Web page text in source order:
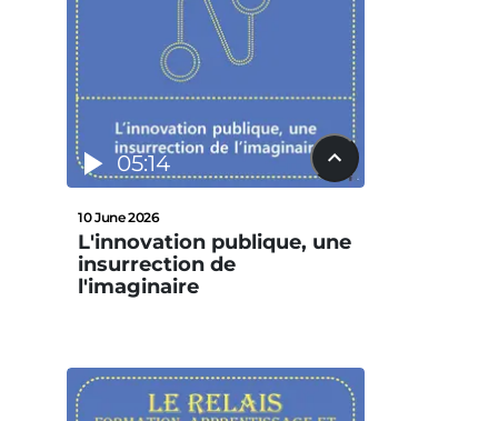
05:14
10 June 2026
L'innovation publique, une
insurrection de
l'imaginaire